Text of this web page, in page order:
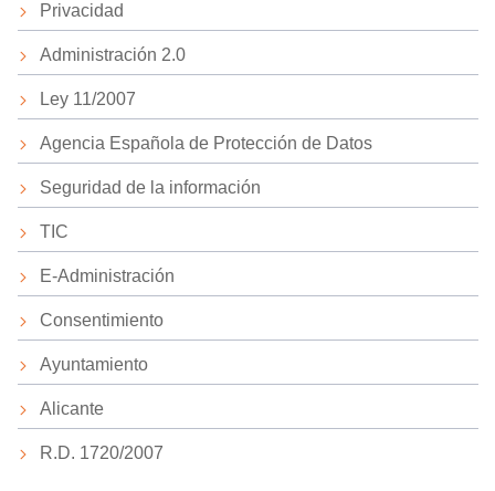
Privacidad
Administración 2.0
Ley 11/2007
Agencia Española de Protección de Datos
Seguridad de la información
TIC
E-Administración
Consentimiento
Ayuntamiento
Alicante
R.D. 1720/2007